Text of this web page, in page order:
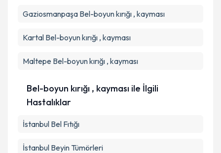
Gaziosmanpaşa Bel-boyun kırığı , kayması
Kartal Bel-boyun kırığı , kayması
Maltepe Bel-boyun kırığı , kayması
Bel-boyun kırığı , kayması ile İlgili
Hastalıklar
İstanbul Bel Fıtığı
İstanbul Beyin Tümörleri